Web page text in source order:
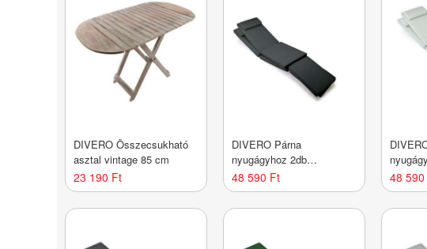
DIVERO Összecsukható
asztal vintage 85 cm
23 190 Ft
DIVERO Párna
nyugágyhoz 2db
FLORENTINE antracit
48 590 Ft 48